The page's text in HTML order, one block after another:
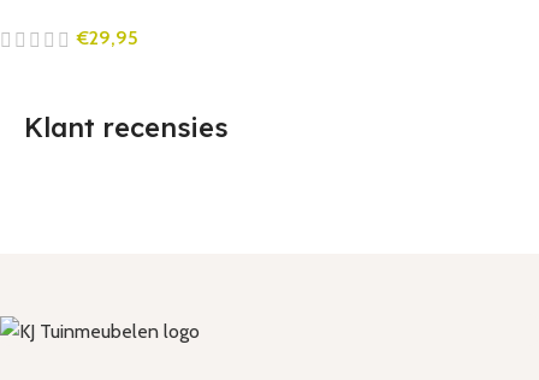
€29,95
Klant recensies